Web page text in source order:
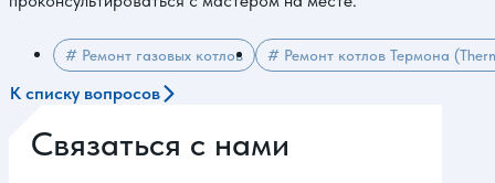
# Ремонт газовых котлов # Ремонт котлов Термона
К списку вопросов
Связаться с нами